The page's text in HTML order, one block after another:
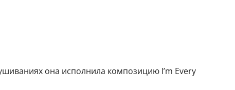
она исполнила композицию I’m Every